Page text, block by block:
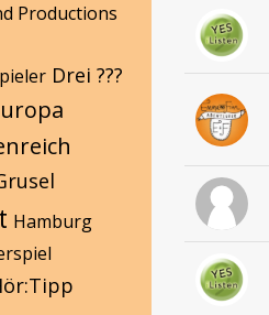
Productions
Drei ???
Hamburg